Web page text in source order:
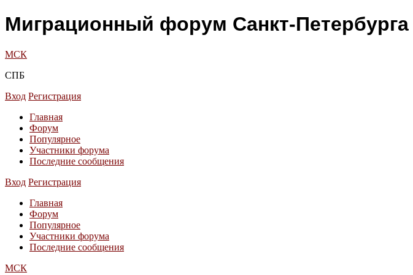
Миграционный форум Санкт-Петербурга
МСК
СПБ
Вход Регистрация
Главная
Форум
Популярное
Участники форума
Последние сообщения
Вход Регистрация
Главная
Форум
Популярное
Участники форума
Последние сообщения
МСК